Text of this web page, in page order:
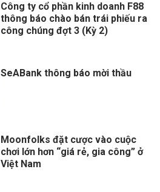
Công ty cổ phần kinh doanh F88
thông báo chào bán trái phiếu ra
công chúng đợt 3 (Kỳ 2)
SeABank thông báo mời thầu
Moonfolks đặt cược vào cuộc
chơi lớn hơn “giá rẻ, gia công” ở
Việt Nam